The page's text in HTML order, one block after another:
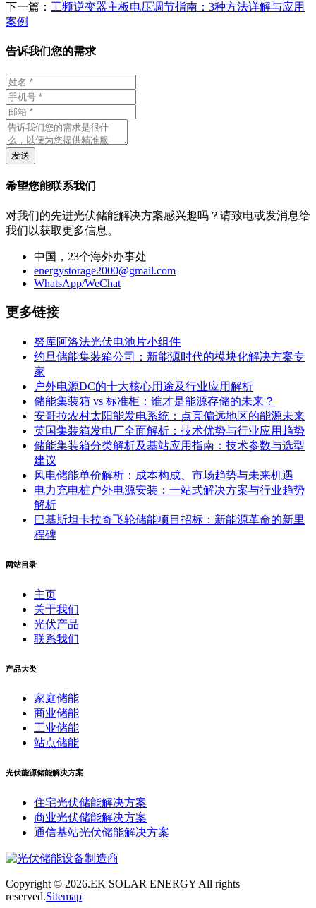
下一篇： 工频逆变器主板电压调节指南：3种方法详解与应用
案例
告诉我们您的需求
发送
希望您能联系我们
对我们的先进光伏储能解决方案感兴趣吗？请致电或发消息给
我们以获取更多信息。
中国，23个海外办事处
energystorage2000@gmail.com
WhatsApp/WeChat
更多链接
努库阿洛法光伏电池片小组件
约旦储能集装箱公司：新能源时代的模块化解决方案专
家
户外电源DC的十大核心用途及行业应用解析
储能集装箱 vs 标准柜：谁才是能源存储的未来？
安哥拉农村太阳能发电系统：点亮偏远地区的能源未来
英国集装箱发电厂全面解析：技术优势与行业应用趋势
储能集装箱分类解析及基站应用指南：技术参数与选型
建议
风电储能单价解析：成本构成、市场趋势与未来机遇
电力充电桩户外电源安装：一站式解决方案与行业趋势
解析
巴基斯坦卡拉奇飞轮储能项目招标：新能源革命的新里
程碑
网站目录
主页
关于我们
光伏产品
联系我们
产品大类
家庭储能
商业储能
工业储能
站点储能
光伏能源储能解决方案
住宅光伏储能解决方案
商业光伏储能解决方案
通信基站光伏储能解决方案
Copyright © 2026.EK SOLAR ENERGY All rights
reserved.Sitemap